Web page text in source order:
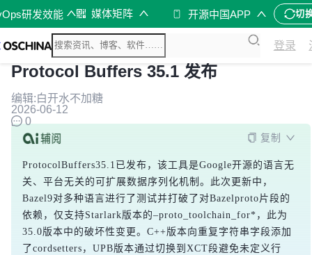
研发效能 媒体矩阵 开源中国APP 切
登录
Protocol Buffers 35.1 发布
编辑:白开水不加糖
2026-06-12
0
复制
ProtocolBuffers35.1已发布，该工具是Google开源的语言无
关、平台无关的可扩展数据序列化机制。此次更新中，
Bazel9对多种语言进行了测试并打破了对Bazelproto片段的
依赖，仅支持Starlark版本的–proto_toolchain_for*，此为
35.0版本中的破坏性变更。C++版本向重复字符串字段添加
了cordsetters，UPB版本通过切换到XCT段避免未定义行